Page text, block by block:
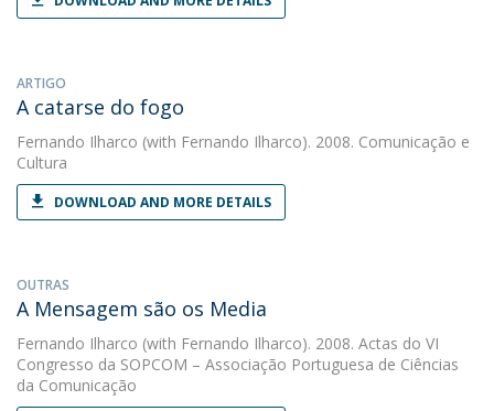
ARTIGO
A catarse do fogo
Fernando Ilharco (with Fernando Ilharco). 2008. Comunicação e
Cultura
DOWNLOAD AND MORE DETAILS
OUTRAS
A Mensagem são os Media
Fernando Ilharco (with Fernando Ilharco). 2008. Actas do VI
Congresso da SOPCOM – Associação Portuguesa de Ciências
da Comunicação